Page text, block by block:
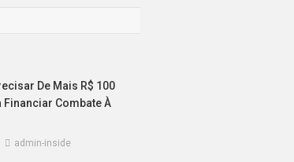
De Mais R$ 100
Financiar Combate À
admin-inside